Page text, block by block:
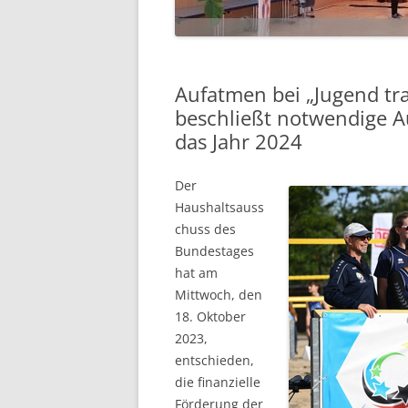
Aufatmen bei „Jugend
beschließt notwendige
das Jahr 2024
Der
Haushaltsauss
chuss des
Bundestages
hat am
Mittwoch, den
18. Oktober
2023,
entschieden,
die finanzielle
Förderung der